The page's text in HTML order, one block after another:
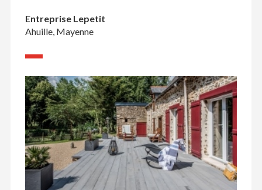
Entreprise Lepetit
Ahuille, Mayenne